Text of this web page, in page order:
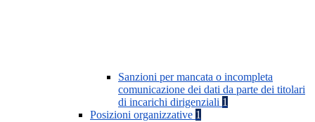
Sanzioni per mancata o incompleta
comunicazione dei dati da parte dei titolari
di incarichi dirigenziali 1
Posizioni organizzative 1